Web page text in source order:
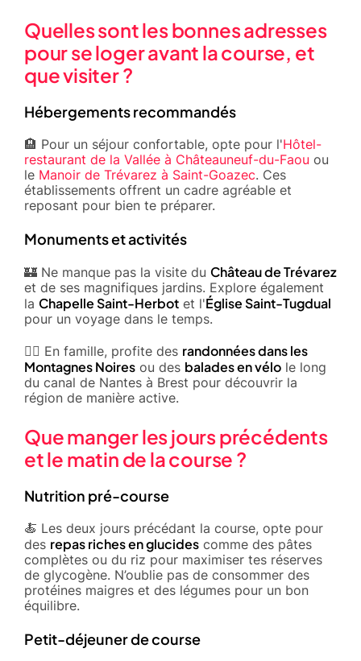
Quelles sont les bonnes adresses
pour se loger avant la course, et
que visiter ?
Hébergements recommandés
🏨 Pour un séjour confortable, opte pour l'Hôtel-
restaurant de la Vallée à Châteauneuf-du-Faou ou
le Manoir de Trévarez à Saint-Goazec. Ces
établissements offrent un cadre agréable et
reposant pour bien te préparer.
Monuments et activités
🏰 Ne manque pas la visite du Château de Trévarez
et de ses magnifiques jardins. Explore également
la Chapelle Saint-Herbot et l'Église Saint-Tugdual
pour un voyage dans le temps.
🚴‍♂️ En famille, profite des randonnées dans les
Montagnes Noires ou des balades en vélo le long
du canal de Nantes à Brest pour découvrir la
région de manière active.
Que manger les jours précédents
et le matin de la course ?
Nutrition pré-course
🍝 Les deux jours précédant la course, opte pour
des repas riches en glucides comme des pâtes
complètes ou du riz pour maximiser tes réserves
de glycogène. N’oublie pas de consommer des
protéines maigres et des légumes pour un bon
équilibre.
Petit-déjeuner de course